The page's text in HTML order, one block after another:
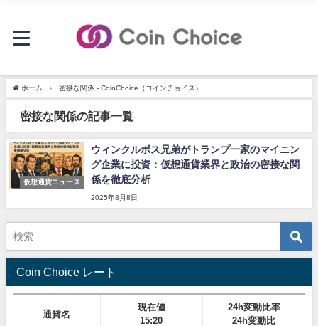
ホーム 密接な関係 - CoinChoice（コインチョイス）
密接な関係の記事一覧
仮想通貨ニュース
ウィンクルボス兄弟がトランプ一家のマイニン
グ企業に投資：仮想通貨業界と政治の密接な関
係を徹底分析
2025年8月8日
Coin Choice レート
通貨名
現在値
15:20
24h変動比率
24h変動比